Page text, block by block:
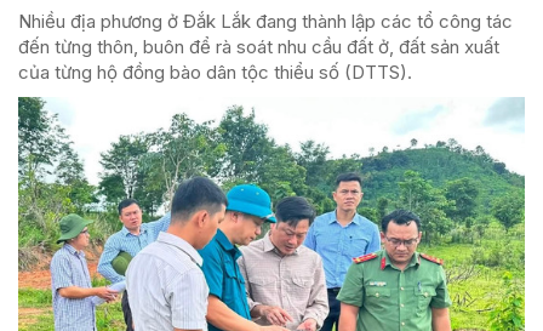
Nhiều địa phương ở Đắk Lắk đang thành lập các tổ công tác
đến từng thôn, buôn để rà soát nhu cầu đất ở, đất sản xuất
của từng hộ đồng bào dân tộc thiểu số (DTTS).